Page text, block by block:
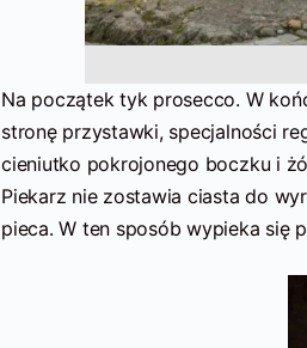
Na początek tyk prosecco. W
stronę przystawki, specjalności
cieniutko pokrojonego boczku i
Piekarz nie zostawia ciasta do
pieca. W ten sposób wypieka się